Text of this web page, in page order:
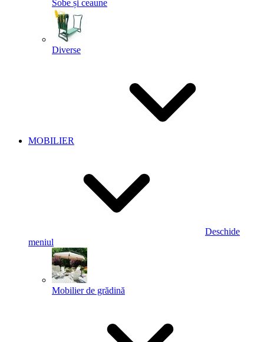
Sobe și ceaune
Diverse
MOBILIER
Deschide
meniul
Mobilier de grădină